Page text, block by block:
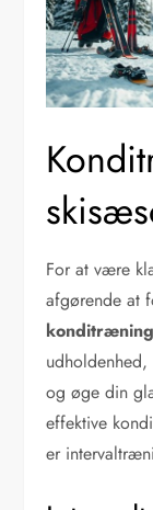
For at være
afgørende at
konditræning
og øge din
effektive
er